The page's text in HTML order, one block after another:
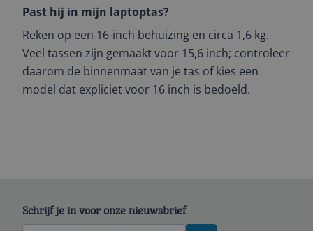
Past hij in mijn laptoptas?
Reken op een 16-inch behuizing en circa 1,6 kg.
Veel tassen zijn gemaakt voor 15,6 inch; controleer
daarom de binnenmaat van je tas of kies een
model dat expliciet voor 16 inch is bedoeld.
Schrijf je in voor onze nieuwsbrief